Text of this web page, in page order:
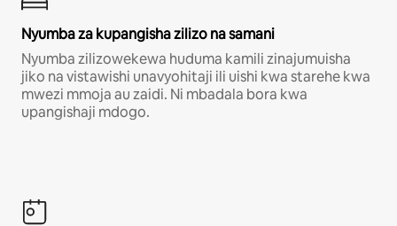
Nyumba za kupangisha zilizo na samani
Nyumba zilizowekewa huduma kamili zinajumuisha
jiko na vistawishi unavyohitaji ili uishi kwa starehe kwa
mwezi mmoja au zaidi. Ni mbadala bora kwa
upangishaji mdogo.